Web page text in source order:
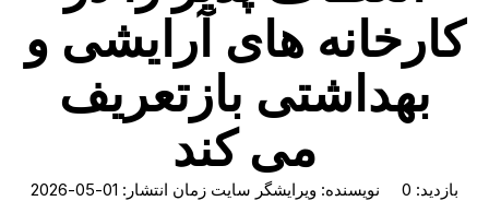
کارخانه های آرایشی و
بهداشتی بازتعریف
می کند
بازدید: 0
نویسنده: ویرایشگر سایت زمان انتشار: 01-05-2026